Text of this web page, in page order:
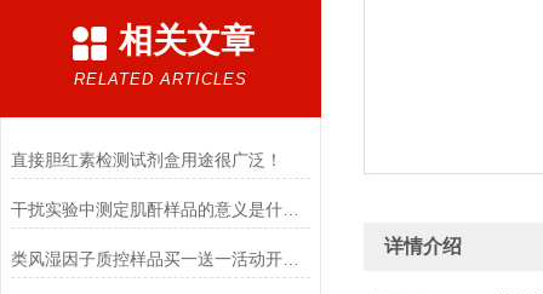
相关文章
RELATED ARTICLES
直接胆红素检测试剂盒用途很广泛！
干扰实验中测定肌酐样品的意义是什么？
类风湿因子质控样品买一送一活动开始啦
详情介绍